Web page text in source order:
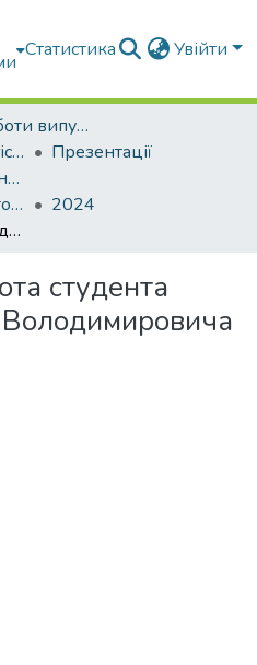
Статистика Увійти
Атестаційні роботи випускників
Атестаційні роботи магістрів
Презентації
Будівельно-технологічний факультет
076 Підприємництво, торгівля та біржова діяльність. Товарознавство і комерційна діяльність
2024
Атестаційна робота студента Сизона Богдана Володимировича
студента